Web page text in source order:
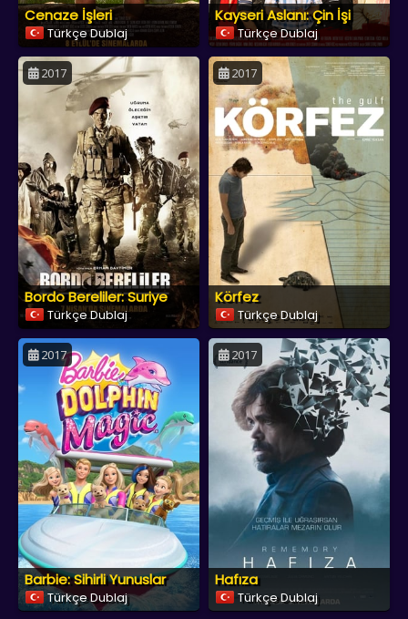
Cenaze İşleri
Türkçe Dublaj
Kayseri Aslanı: Çin İşi
Türkçe Dublaj
2017
Bordo Bereliler: Suriye
Türkçe Dublaj
2017
Körfez
Türkçe Dublaj
2017
Barbie: Sihirli Yunuslar
Türkçe Dublaj
2017
Hafıza
Türkçe Dublaj